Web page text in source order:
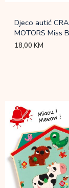
Djeco autić
MOTORS Miss
18,00KM